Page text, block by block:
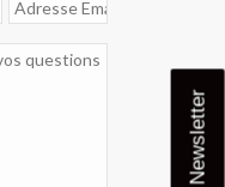
Newsletter